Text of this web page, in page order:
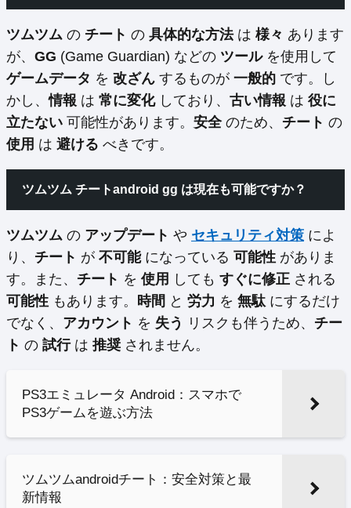
ツムツム の チート の 具体的な方法は 様々 あります
が、 GG (Game Guardian) などの ツールを使用して
ゲームデータ を 改ざん するものが 一般的 です。し
かし、情報 は 常に変化しており、 古い情報 は 役に
立たない 可能性があります。 安全のため、 チート の
使用 は 避ける べきです。
ツムツム チートandroid gg は現在も可能ですか？
ツムツム の アップデート や セキュリティ対策 によ
り、 チート が 不可能になっている 可能性 がありま
す。また、 チート を 使用 しても すぐに修正 される
可能性 もあります。 時間 と 労力 を 無駄 にするだけ
でなく、 アカウント を 失う リスクも伴うため、 チー
ト の 試行は 推奨 されません。
PS3エミュレータ Android：スマホで
PS3ゲームを遊ぶ方法
ツムツムandroidチート：安全対策と最
新情報